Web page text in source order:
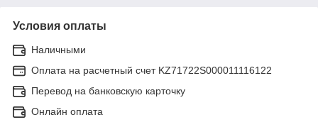
Условия оплаты
Наличными
Оплата на расчетный счет KZ71722S000011116122
Перевод на банковскую карточку
Онлайн оплата